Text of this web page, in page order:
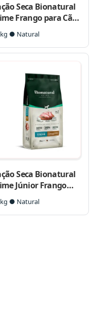
Seca Bionatural
Frango para Cães
Médio e Grande
kg ● Natural
Seca Bionatural
Júnior Frango
Cães Filhotes
Médio e Grande
kg ● Natural